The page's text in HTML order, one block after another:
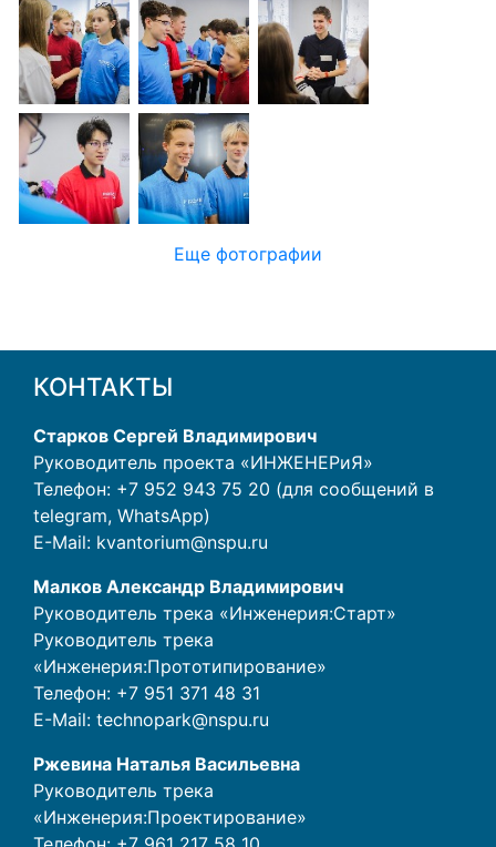
Еще фотографии
КОНТАКТЫ
Старков Сергей Владимирович
Руководитель проекта «ИНЖЕНЕРиЯ»
Телефон: +7 952 943 75 20 (для сообщений в
telegram, WhatsApp)
E-Mail: kvantorium@nspu.ru
Малков Александр Владимирович
Руководитель трека «Инженерия:Старт»
Руководитель трека
«Инженерия:Прототипирование»
Телефон: +7 951 371 48 31
E-Mail: technopark@nspu.ru
Ржевина Наталья Васильевна
Руководитель трека
«Инженерия:Проектирование»